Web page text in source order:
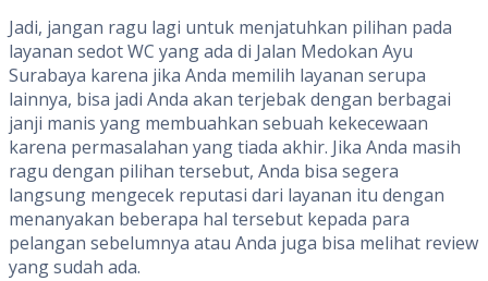
Jadi, jangan ragu lagi untuk menjatuhkan pilihan pada
layanan sedot WC yang ada di Jalan Medokan Ayu
Surabaya karena jika Anda memilih layanan serupa
lainnya, bisa jadi Anda akan terjebak dengan berbagai
janji manis yang membuahkan sebuah kekecewaan
karena permasalahan yang tiada akhir. Jika Anda masih
ragu dengan pilihan tersebut, Anda bisa segera
langsung mengecek reputasi dari layanan itu dengan
menanyakan beberapa hal tersebut kepada para
pelangan sebelumnya atau Anda juga bisa melihat review
yang sudah ada.